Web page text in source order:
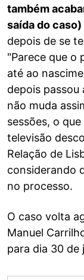
também
saída do
depois de se
"Parece que o
até ao
depois passou
não muda
sessões, o
televisão
Relação de
considerando
no processo.
O caso volta
Manuel
para dia 30 de